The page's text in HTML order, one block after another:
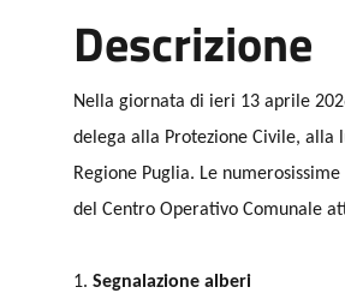
Descrizione
Nella giornata di ieri 13 aprile
delega alla Protezione Civile, alla
Regione Puglia. Le
del Centro Operativo Comunale
1. Segnalazione alberi